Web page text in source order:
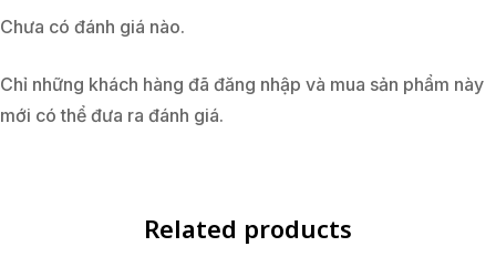
Chưa có đánh giá nào.
Chỉ những khách hàng đã đăng nhập và mua sản phẩm này
mới có thể đưa ra đánh giá.
Related products